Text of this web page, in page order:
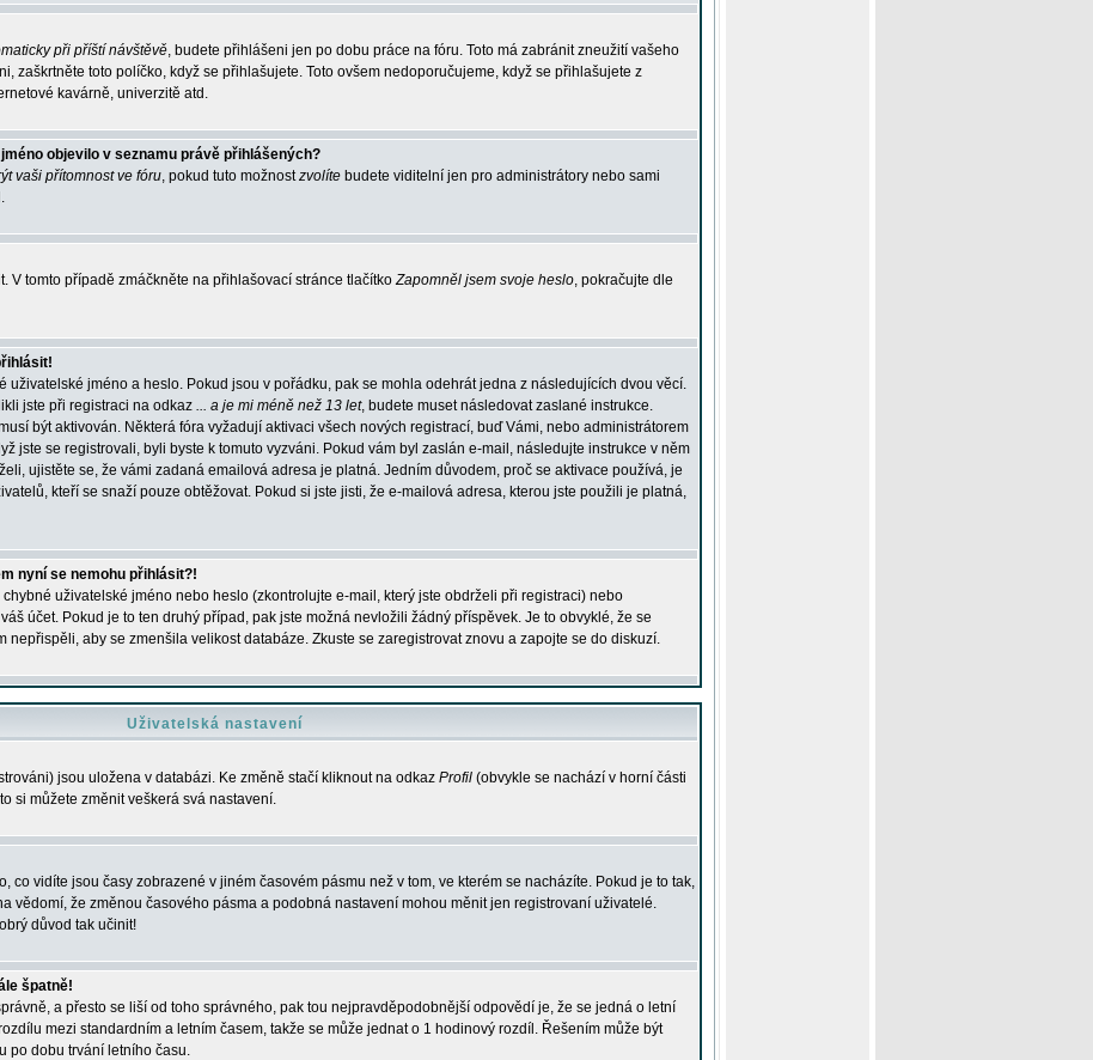
při příští návštěvě, budete přihlášeni jen po dobu práce na fóru. Toto má zabránit zneužití vašeho
zaškrtněte toto políčko, když se přihlašujete. Toto ovšem nedoporučujeme, když se přihlašujete z
kavárně, univerzitě atd.
objevilo v seznamu právě přihlášených?
vaši přítomnost ve fóru, pokud tuto možnostzvolíte budete viditelní jen pro administrátory nebo sami
V tomto případě zmáčkněte na přihlašovací stránce tlačítkoZapomněl jsem svoje heslo, pokračujte dle
uživatelské jméno a heslo. Pokud jsou v pořádku, pak se mohla odehrát jedna z následujících dvou věcí.
jste při registraci na odkaz ... a je mi méně než 13 let, budete muset následovat zaslané instrukce.
být aktivován. Některá fóra vyžadují aktivaci všech nových registrací, buď Vámi, nebo administrátorem
jste se registrovali, byli byste k tomuto vyzváni. Pokud vám byl zaslán e-mail, následujte instrukce v něm
ujistěte se, že vámi zadaná emailová adresa je platná. Jedním důvodem, proč se aktivace používá, je
kteří se snaží pouze obtěžovat. Pokud si jste jisti, že e-mailová adresa, kterou jste použili je platná,
nyní se nemohu přihlásit?!
uživatelské jméno nebo heslo (zkontrolujte e-mail, který jste obdrželi při registraci) nebo
účet. Pokud je to ten druhý případ, pak jste možná nevložili žádný příspěvek. Je to obvyklé, že se
nepřispěli, aby se zmenšila velikost databáze. Zkuste se zaregistrovat znovu a zapojte se do diskuzí.
Uživatelská nastavení
jsou uložena v databázi. Ke změně stačí kliknout na odkaz Profil (obvykle se nachází v horní části
si můžete změnit veškerá svá nastavení.
co vidíte jsou časy zobrazené v jiném časovém pásmu než v tom, ve kterém se nacházíte. Pokud je to tak,
vědomí, že změnou časového pásma a podobná nastavení mohou měnit jen registrovaní uživatelé.
důvod tak učinit!
špatně!
a přesto se liší od toho správného, pak tou nejpravděpodobnější odpovědí je, že se jedná o letní
mezi standardním a letním časem, takže se může jednat o 1 hodinový rozdíl. Řešením může být
po dobu trvání letního času.